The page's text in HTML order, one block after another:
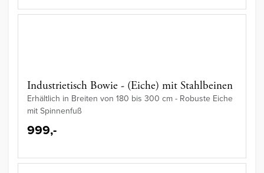
Industrietisch Bowie - (Eiche) mit Stahlbeinen
Erhältlich in Breiten von 180 bis 300 cm - Robuste Eiche
mit Spinnenfuß
999,-